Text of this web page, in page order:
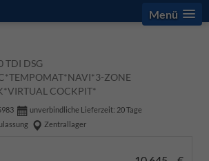
Menü
TDI DSG
ZONE
COCKPIT*
unverbindliche Lieferzeit: 20 Tage
Zentrallager